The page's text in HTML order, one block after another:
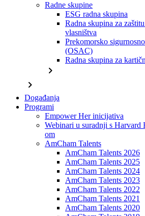
Radne skupine
ESG radna skupina
Radna skupina za
vlasništva
Prekomorsko
(OSAC)
Radna skupina za
chevron_right
chevron_right
Događanja
Programi
Empower Her inicijativa
Webinari u suradnji s Harvard
om
AmCham Talents
AmCham Talents 2026
AmCham Talents 2025
AmCham Talents 2024
AmCham Talents 2023
AmCham Talents 2022
AmCham Talents 2021
AmCham Talents 2020